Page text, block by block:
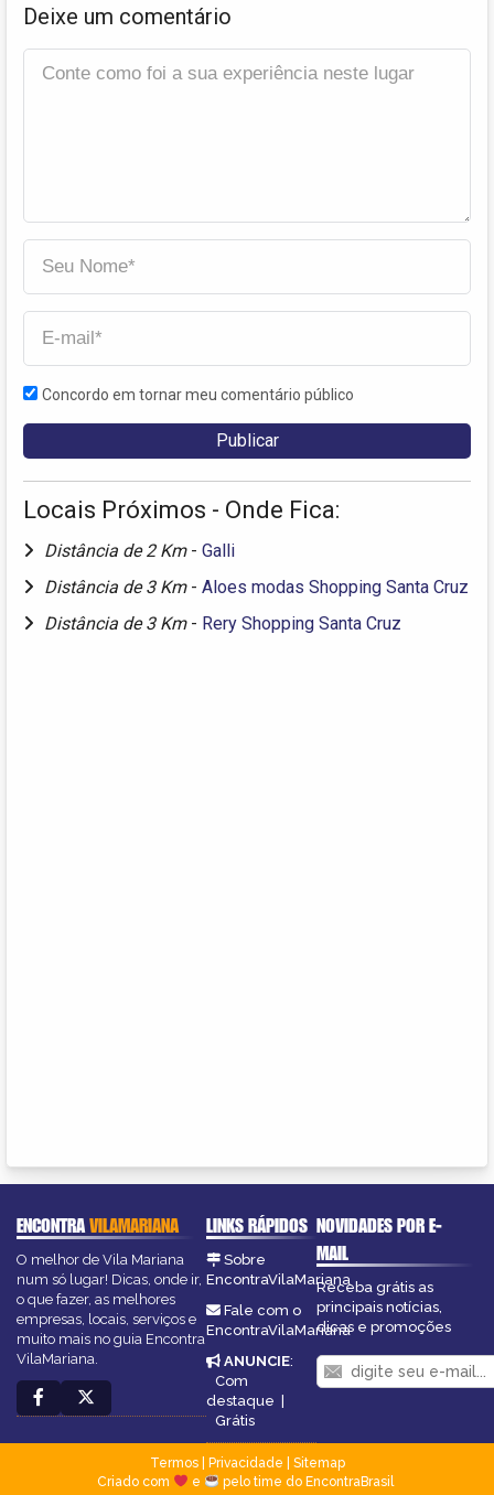
Deixe um comentário
Concordo em tornar meu comentário público
Locais Próximos - Onde Fica:
Distância de 2 Km - Galli
Distância de 3 Km - Aloes modas Shopping Santa Cruz
Distância de 3 Km - Rery Shopping Santa Cruz
ENCONTRAVILAMARIANA
O melhor de Vila Mariana
num só lugar! Dicas, onde ir,
o que fazer, as melhores
empresas, locais, serviços e
muito mais no guia Encontra
VilaMariana.
LINKS RÁPIDOS
Sobre
EncontraVilaMariana
Fale com o
EncontraVilaMariana
ANUNCIE:
Com
destaque |
Grátis
NOVIDADES POR E-
MAIL
Receba grátis as
principais notícias,
dicas e promoções
Termos| Privacidade
Sitemap
Criado com
e pelo time do EncontraBrasil